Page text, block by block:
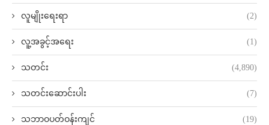
လူမျိုးရေးရာ (2)
လူ့အခွင့်အရေး (1)
သတင်း (4,890)
သတင်းဆောင်းပါး (7)
သဘာဝပတ်ဝန်းကျင် (19)